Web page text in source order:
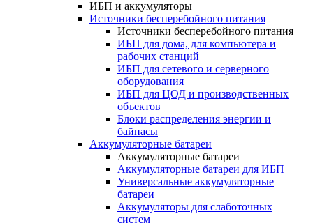
ИБП и аккумуляторы
Источники бесперебойного питания
Источники бесперебойного питания
ИБП для дома, для компьютера и
рабочих станций
ИБП для сетевого и серверного
оборудования
ИБП для ЦОД и производственных
объектов
Блоки распределения энергии и
байпасы
Аккумуляторные батареи
Аккумуляторные батареи
Аккумуляторные батареи для ИБП
Универсальные аккумуляторные
батареи
Аккумуляторы для слаботочных
систем